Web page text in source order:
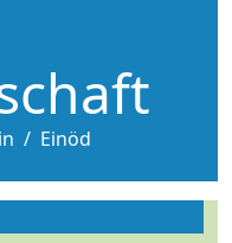
Einöd